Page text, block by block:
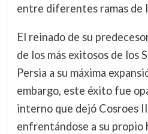
entre diferentes ramas de
El reinado de su
de los más exitosos de los
Persia a su máxima
embargo, este éxito fue
interno que dejó Cosroes
enfrentándose a su propio